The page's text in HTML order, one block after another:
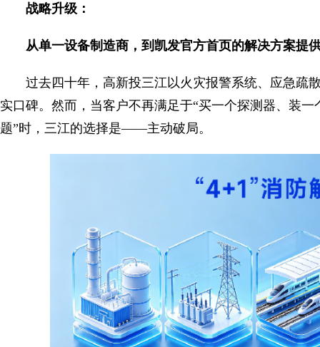
战略升级：
从单一设备制造商，到凯发官方首页的解决方案提
过去四十年，高新投三江以火灾报警系统、应急疏
实口碑。然而，当客户不再满足于“买一个探测器、装
题”时，三江的选择是——主动破局。